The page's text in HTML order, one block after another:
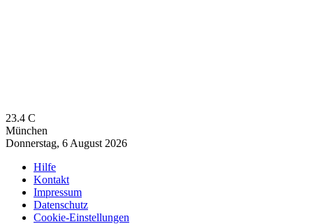
23.4 C
München
Donnerstag, 6 August 2026
Hilfe
Kontakt
Impressum
Datenschutz
Cookie-Einstellungen